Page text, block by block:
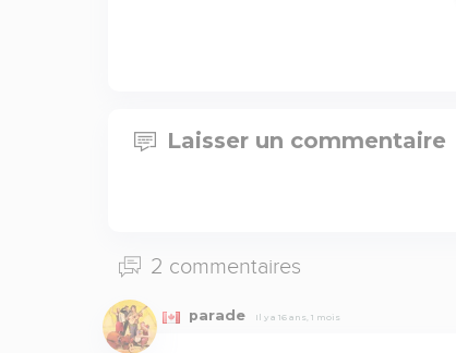
Laisser un commentaire
2 commentaires
parade Il y a 16 ans, 1 mois